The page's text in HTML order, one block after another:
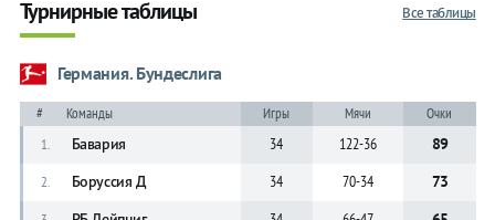
Все таблицы
Турнирные таблицы
Германия. Бундеслига
# Команды Игры Мячи
Очки
1.
Бавария 34 122-36 89
2. Боруссия Д 34 70-34 73